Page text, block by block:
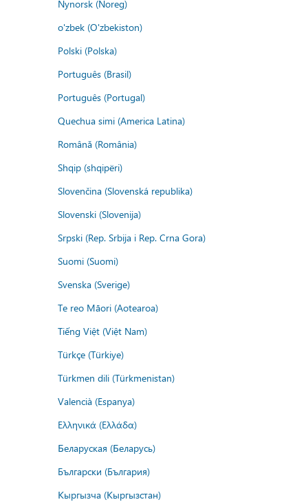
Nynorsk (Noreg)
o'zbek (O'zbekiston)
Polski (Polska)
Português (Brasil)
Português (Portugal)
Quechua simi (America Latina)
Română (România)
Shqip (shqipëri)
Slovenčina (Slovenská republika)
Slovenski (Slovenija)
Srpski (Rep. Srbija i Rep. Crna Gora)
Suomi (Suomi)
Svenska (Sverige)
Te reo Māori (Aotearoa)
Tiếng Việt (Việt Nam)
Türkçe (Türkiye)
Türkmen dili (Türkmenistan)
Valencià (Espanya)
Ελληνικά (Ελλάδα)
Беларуская (Беларусь)
Български (България)
Кыргызча (Кыргызстан)